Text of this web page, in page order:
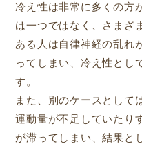
冷え性は非常に多くの方
は一つではなく、さまざ
ある人は自律神経の乱れ
ってしまい、冷え性とし
す。
また、別のケースとして
運動量が不足していたり
が滞ってしまい、結果と